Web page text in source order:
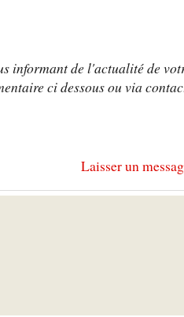
informant de l'actualité de
ci dessous ou via
Laisser un